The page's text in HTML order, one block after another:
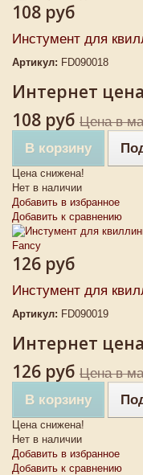
108 руб
Инстумент для
Артикул: FD090018
Интернет
108 руб Цена в
В корзину
Цена снижена!
Нет в наличии
Добавить в избранное
Добавить к сравнению
126 руб
Инстумент для
Артикул: FD090019
Интернет
126 руб Цена в
В корзину
Цена снижена!
Нет в наличии
Добавить в избранное
Добавить к сравнению